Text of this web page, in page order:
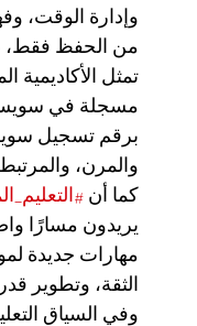
وإدارة الوقت،
من الحفظ فقط،
تمثل الأكاديمية
والمرن،
كما أن
يريدون مسارًا
مهارات جديدة
الثقة، وتطوير
وفي السياق